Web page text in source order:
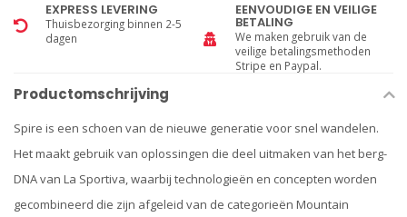
EXPRESS LEVERING
Thuisbezorging binnen 2-5
dagen
EENVOUDIGE EN VEILIGE
BETALING
We maken gebruik van de
veilige betalingsmethoden
Stripe en Paypal.
Productomschrijving
Spire is een schoen van de nieuwe generatie voor snel wandelen.
Het maakt gebruik van oplossingen die deel uitmaken van het berg-
DNA van La Sportiva, waarbij technologieën en concepten worden
gecombineerd die zijn afgeleid van de categorieën Mountain